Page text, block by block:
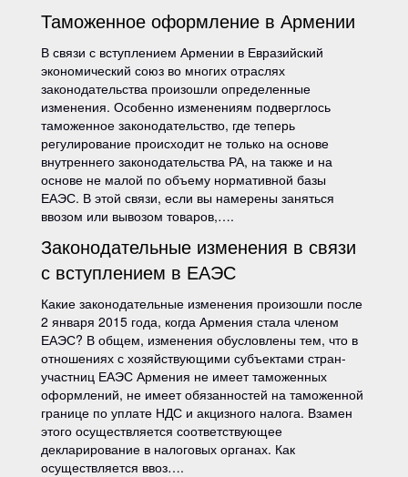
Таможенное оформление в Армении
В связи с вступлением Армении в Евразийский
экономический союз во многих отраслях
законодательства произошли определенные
изменения. Особенно изменениям подверглось
таможенное законодательство, где теперь
регулирование происходит не только на основе
внутреннего законодательства РА, на также и на
основе не малой по объему нормативной базы
ЕАЭС. В этой связи, если вы намерены заняться
ввозом или вывозом товаров,….
Законодательные изменения в связи
с вступлением в ЕАЭС
Какие законодательные изменения произошли после
2 января 2015 года, когда Армения стала членом
ЕАЭС? В общем, изменения обусловлены тем, что в
отношениях с хозяйствующими субъектами стран-
участниц ЕАЭС Армения не имеет таможенных
оформлений, не имеет обязанностей на таможенной
границе по уплате НДС и акцизного налога. Взамен
этого осуществляется соответствующее
декларирование в налоговых органах. Как
осуществляется ввоз….